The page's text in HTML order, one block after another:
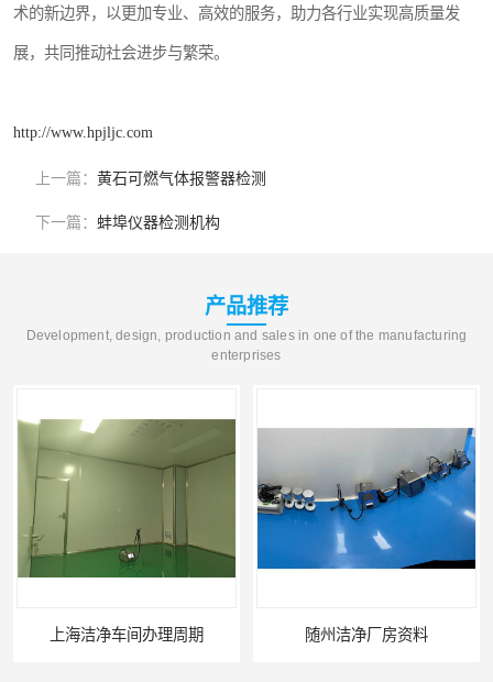
术的新边界，以更加专业、高效的服务，助力各行业实现高质量发
展，共同推动社会进步与繁荣。
http://www.hpjljc.com
上一篇： 黄石可燃气体报警器检测
下一篇： 蚌埠仪器检测机构
产品推荐
Development, design, production and sales in one of the manufacturing
enterprises
上海洁净车间办理周期 随州洁净厂房资料